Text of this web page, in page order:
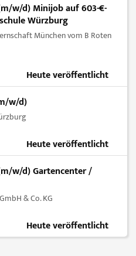
w/d) Minijob auf 603-€-
Würzburg
München vom B Roten
Heute veröffentlicht
w/d)
Heute veröffentlicht
w/d) Gartencenter /
& Co. KG
Heute veröffentlicht